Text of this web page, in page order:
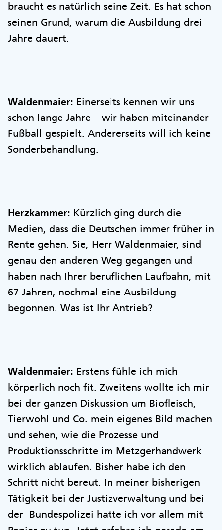
braucht es natürlich seine Zeit. Es hat schon
seinen Grund, warum die Ausbildung drei
Jahre dauert.
Waldenmaier: Einerseits kennen wir uns
schon lange Jahre – wir haben miteinander
Fußball gespielt. Andererseits will ich keine
Sonderbehandlung.
Herzkammer: Kürzlich ging durch die
Medien, dass die Deutschen immer früher in
Rente gehen. Sie, Herr Waldenmaier, sind
genau den anderen Weg gegangen und
haben nach Ihrer beruflichen Laufbahn, mit
67 Jahren, nochmal eine Ausbildung
begonnen. Was ist Ihr Antrieb?
Waldenmaier: Erstens fühle ich mich
körperlich noch fit. Zweitens wollte ich mir
bei der ganzen Diskussion um Biofleisch,
Tierwohl und Co. mein eigenes Bild machen
und sehen, wie die Prozesse und
Produktionsschritte im Metzgerhandwerk
wirklich ablaufen. Bisher habe ich den
Schritt nicht bereut. In meiner bisherigen
Tätigkeit bei der Justizverwaltung und bei
der Bundespolizei hatte ich vor allem mit